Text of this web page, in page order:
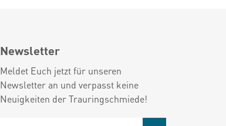
Newsletter
Meldet Euch jetzt für unseren
Newsletter an und verpasst keine
Neuigkeiten der Trauringschmiede!